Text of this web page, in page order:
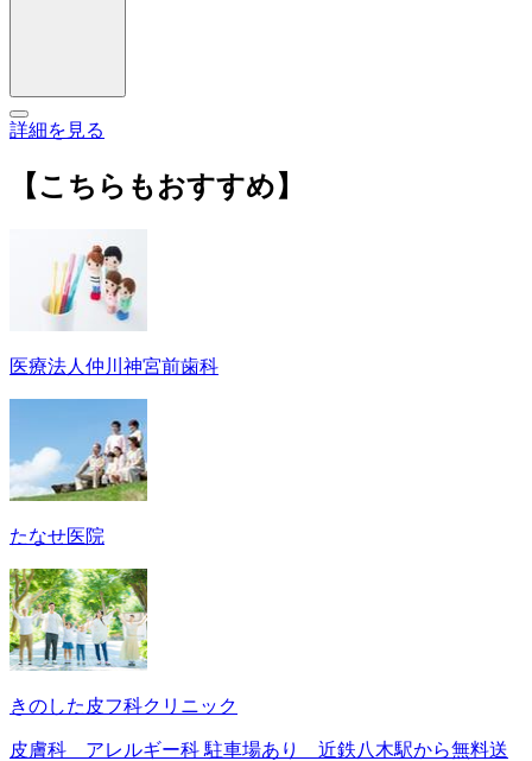
詳細を見る
【こちらもおすすめ】
医療法人仲川神宮前歯科
たなせ医院
きのした皮フ科クリニック
皮膚科 アレルギー科 駐車場あり 近鉄八木駅から無料送